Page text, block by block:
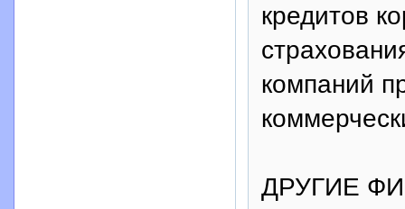
кредитов
компаний
ДРУГИЕ